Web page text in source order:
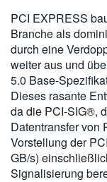
PCI EXPRESS
Branche als
durch eine
weiter aus und
5.0 Base-
Dieses rasante
da die PCI-SIG®,
Datentransfer von
Vorstellung der
GB/s)
Signalisierung